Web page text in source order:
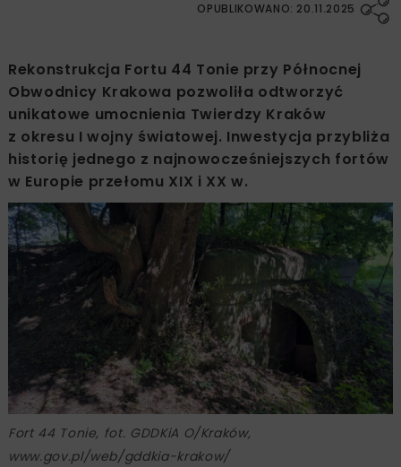
OPUBLIKOWANO: 20.11.2025
Rekonstrukcja Fortu 44 Tonie przy Północnej
Obwodnicy Krakowa pozwoliła odtworzyć
unikatowe umocnienia Twierdzy Kraków
z okresu I wojny światowej. Inwestycja przybliża
historię jednego z najnowocześniejszych fortów
w Europie przełomu XIX i XX w.
Fort 44 Tonie, fot. GDDKiA O/Kraków,
www.gov.pl/web/gddkia-krakow/